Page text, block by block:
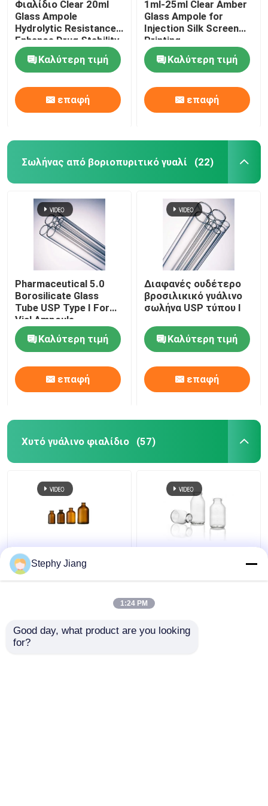
Φιαλίδιο Clear 20ml
Glass Ampole
Hydrolytic Resistance
Enhance Drug Stability
Ampole
Καλύτερη τιμή
επαφή
1ml-25ml Clear Amber
Glass Ampole for
Injection Silk Screen
Printing
Καλύτερη τιμή
επαφή
Σωλήνας από βοριοπυριτικό γυαλί (22)
Pharmaceutical 5.0
Borosilicate Glass
Tube USP Type I For
Vial Ampoule
Καλύτερη τιμή
επαφή
Διαφανές ουδέτερο
βροσιλικικό γυάλινο
σωλήνα USP τύπου I
Καλύτερη τιμή
επαφή
Χυτό γυάλινο φιαλίδιο (57)
10ml 30ml 100ml
Amber Glass Reagent
επεξεργασία θείου
Stephy Jiang
1:24 PM
Good day, what product are you looking
for?